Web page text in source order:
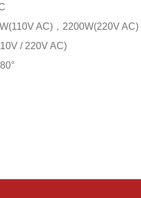
AC)，2200W(220V AC)
220V AC)